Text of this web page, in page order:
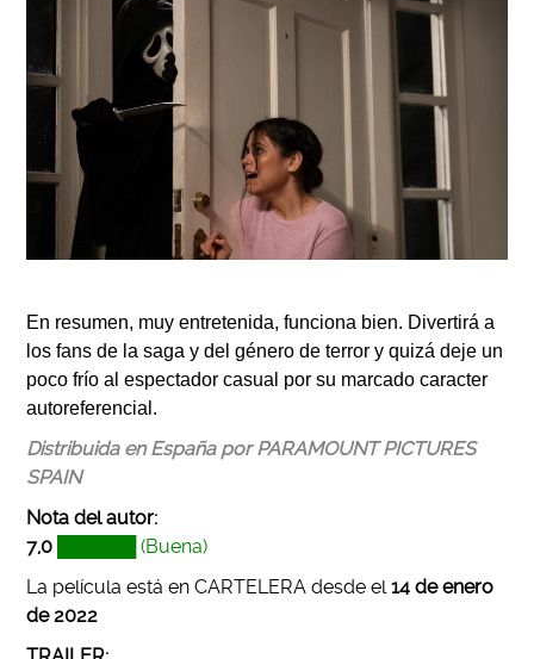
En resumen, muy entretenida, funciona bien. Divertirá a
los fans de la saga y del género de terror y quizá deje un
poco frío al espectador casual por su marcado caracter
autoreferencial.
Distribuida en España por PARAMOUNT PICTURES
SPAIN
Nota del autor:
7,0
██████ (Buena)
La película está en CARTELERA desde el14 de enero
de 2022